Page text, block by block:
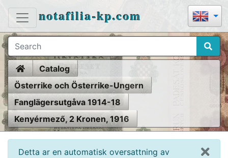
notafilia-kp.com
HomeCatalog
Österrike och Österrike-Ungern
Fanglägersutgåva 1914-18
Kenyérmező, 2 Kronen, 1916
Detta ar en automatisk oversattning av